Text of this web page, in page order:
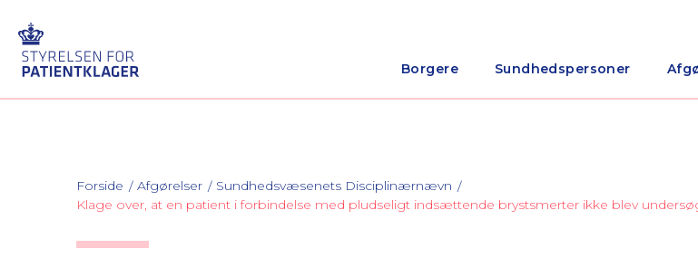
Borgere Sundhedspersoner
Forside Afgørelser
Sundhedsvæsenets Disciplinærnævn
Klage over, at en patient i forbindelse med pludseligt indsættende brystsmerter ikke blev